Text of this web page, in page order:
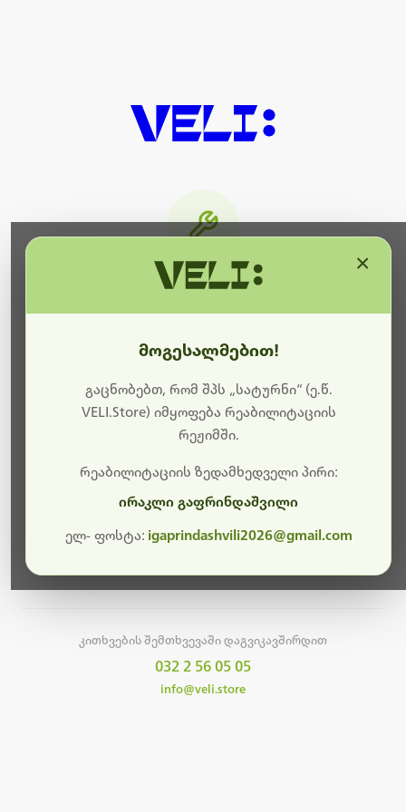
ბოდიშს გიხდით შეფერხებისთვის. ამჟამად
მიმდინარეობს საიტის განახლება და ტექნიკური
სამუშაოები.
მალე ისევ ხელმისაწვდომი იქნება. გმადლობთ
კითხვების შემთხვევაში დაგვიკავშირდით
032 2 56 05 05
info@veli.store
მოგესალმებით!
გაცნობებთ, რომ შპს „სატურნი“ (ე.წ.
VELI.Store) იმყოფება რეაბილიტაციის
რეჟიმში.
რეაბილიტაციის ზედამხედველი პირი:
ირაკლი გაფრინდაშვილი
ელ- ფოსტა: igaprindashvili2026@gmail.com
×